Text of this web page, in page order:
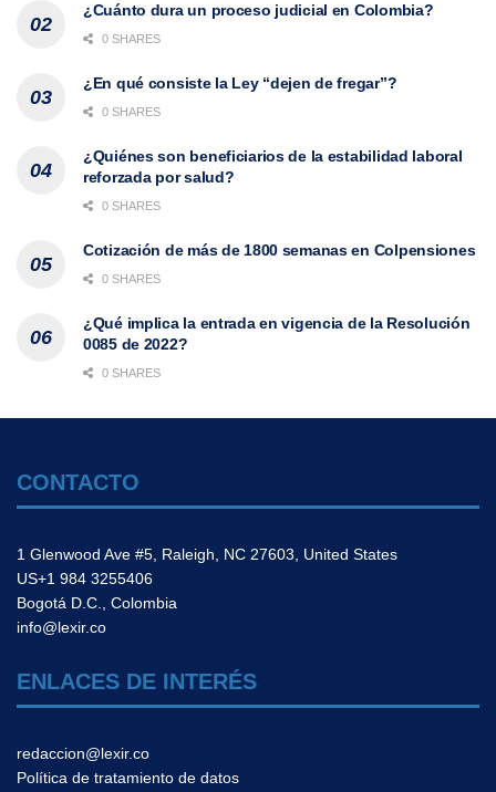
¿Cuánto dura un proceso judicial en Colombia?
0 SHARES
¿En qué consiste la Ley “dejen de fregar”?
0 SHARES
¿Quiénes son beneficiarios de la estabilidad laboral
reforzada por salud?
0 SHARES
Cotización de más de 1800 semanas en Colpensiones
0 SHARES
¿Qué implica la entrada en vigencia de la Resolución
0085 de 2022?
0 SHARES
CONTACTO
1 Glenwood Ave #5, Raleigh, NC 27603, United States
US+1 984 3255406
Bogotá D.C., Colombia
info@lexir.co
ENLACES DE INTERÉS
redaccion@lexir.co
Política de tratamiento de datos